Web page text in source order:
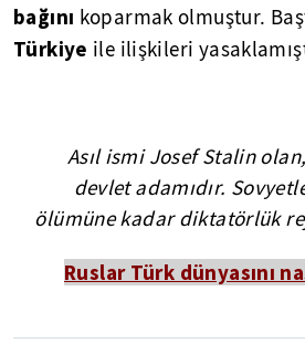
bağını koparmak olmuştur.
Türkiye ile ilişkileri
Asıl ismi Josef Stalin
devlet adamıdır.
ölümüne kadar diktatörlük
Ruslar Türk dünyasını